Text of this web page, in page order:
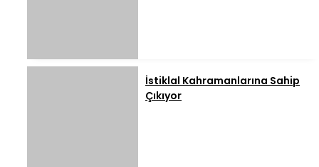
İstiklal Kahramanlarına Sahip
Çıkıyor